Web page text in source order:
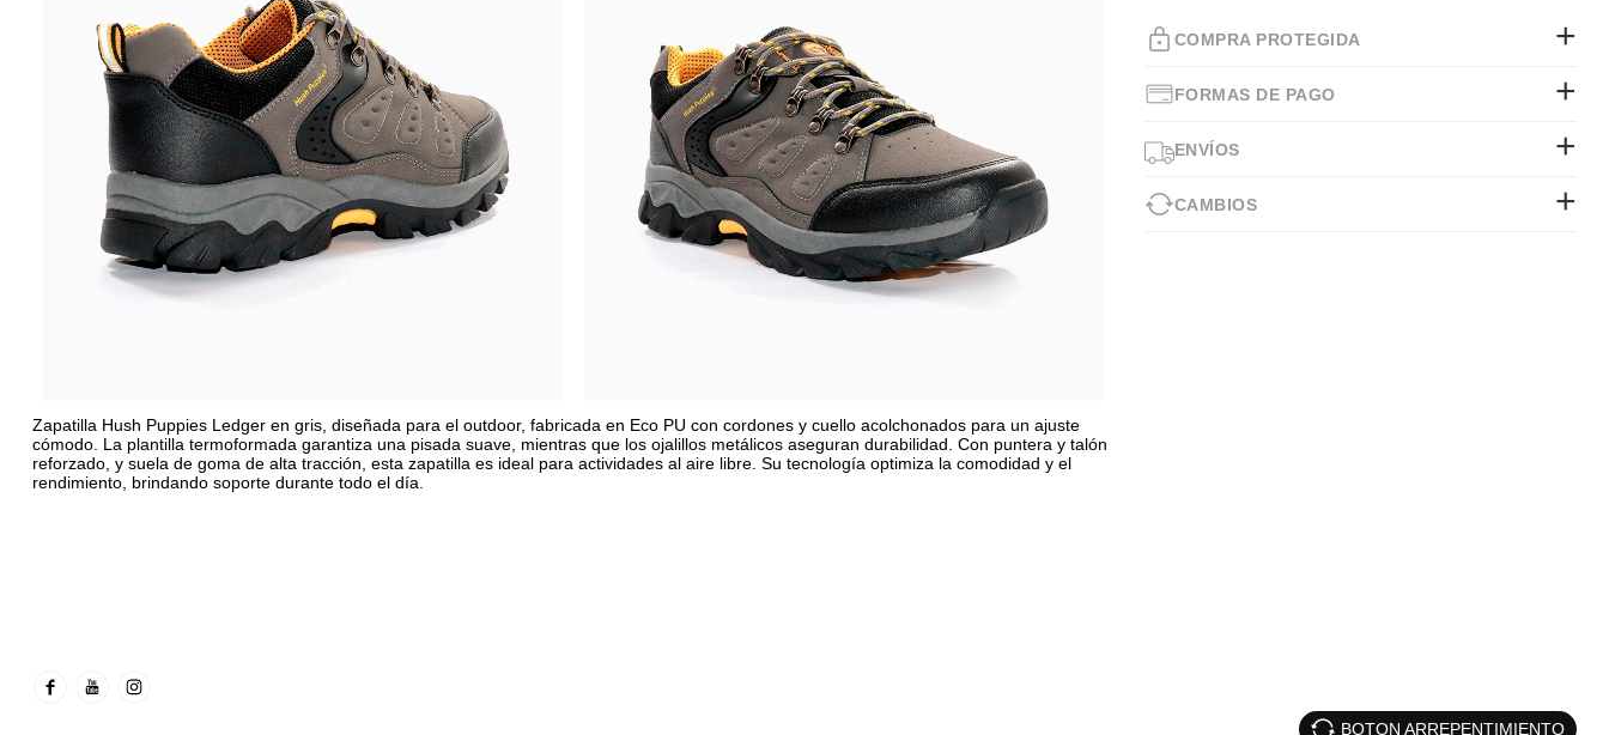
Zapatilla Hush Puppies Ledger en gris, diseñada para el outdoor, fabricada en Eco PU con cordones y cuello acolchonados para un ajuste
cómodo. La plantilla termoformada garantiza una pisada suave, mientras que los ojalillos metálicos aseguran durabilidad. Con puntera y talón
reforzado, y suela de goma de alta tracción, esta zapatilla es ideal para actividades al aire libre. Su tecnología optimiza la comodidad y el
rendimiento, brindando soporte durante todo el día.
COMPRA PROTEGIDA
FORMAS DE PAGO
ENVÍOS
CAMBIOS
BOTON ARREPENTIMIENTO